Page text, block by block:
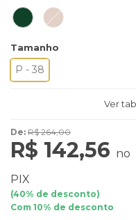
Tamanho
P - 38
Ver
De: R$ 264,00
R$ 142,56 no
PIX
(40% de desconto)
Com 10% de desconto